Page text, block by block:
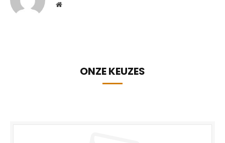
Website
ONZE KEUZES